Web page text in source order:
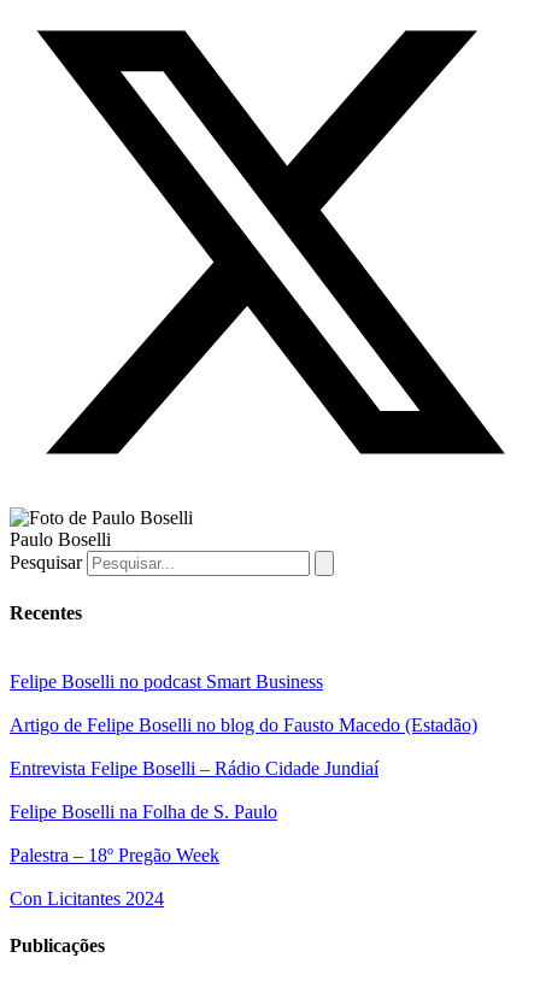
Paulo Boselli
Pesquisar
Recentes
Felipe Boselli no podcast Smart Business
Artigo de Felipe Boselli no blog do Fausto Macedo (Estadão)
Entrevista Felipe Boselli – Rádio Cidade Jundiaí
Felipe Boselli na Folha de S. Paulo
Palestra – 18º Pregão Week
Con Licitantes 2024
Publicações